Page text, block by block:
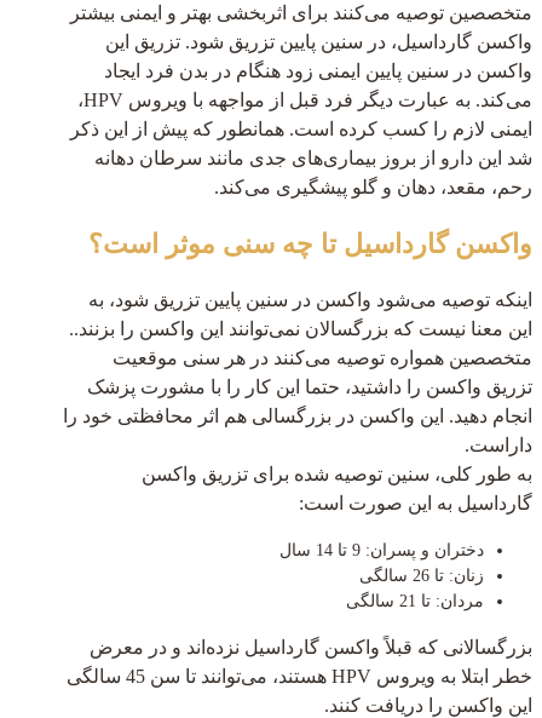
متخصصین توصیه می‌کنند برای اثربخشی بهتر و ایمنی بیشتر
واکسن گارداسیل، در سنین پایین تزریق شود. تزریق این
واکسن در سنین پایین ایمنی زود هنگام در بدن فرد ایجاد
می‌کند. به عبارت دیگر فرد قبل از مواجهه با ویروس HPV،
ایمنی لازم را کسب کرده است. همانطور که پیش از این ذکر
شد این دارو از بروز بیماری‌های جدی مانند سرطان دهانه
رحم، مقعد، دهان و گلو پیشگیری می‌کند.
واکسن گارداسیل تا چه سنی موثر است؟
اینکه توصیه می‌شود واکسن در سنین پایین تزریق شود، به
این معنا نیست که بزرگسالان نمی‌توانند این واکسن را بزنند..
متخصصین همواره توصیه می‌کنند در هر سنی موقعیت
تزریق واکسن را داشتید، حتما این کار را با مشورت پزشک
انجام دهید. این واکسن در بزرگسالی هم اثر محافظتی خود را
داراست.
به طور کلی، سنین توصیه شده برای تزریق واکسن
گارداسیل به این صورت است:
دختران و پسران: 9 تا 14 سال
زنان: تا 26 سالگی
مردان: تا 21 سالگی
بزرگسالانی که قبلاً واکسن گارداسیل نزده‌اند و در معرض
خطر ابتلا به ویروس HPV هستند، می‌توانند تا سن 45 سالگی
این واکسن را دریافت کنند.